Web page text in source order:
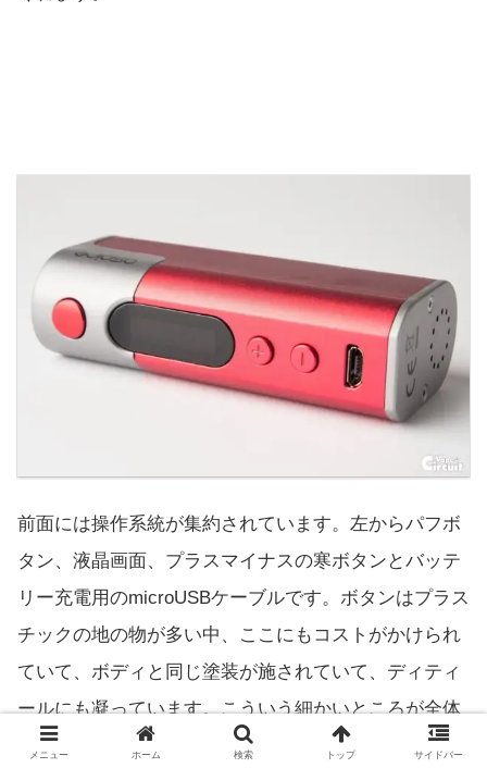
前面には操作系統が集約されています。左からパフボ
タン、液晶画面、プラスマイナスの寒ボタンとバッテ
リー充電用のmicroUSBケーブルです。ボタンはプラス
チックの地の物が多い中、ここにもコストがかけられ
ていて、ボディと同じ塗装が施されていて、ディティ
ールにも凝っています。こういう細かいところが全体
の仕上がりをより良いものに感じさせてくれます。
メニュー ホーム 検索 トップ サイドバー